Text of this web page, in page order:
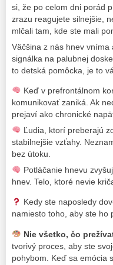
si, že po celom dni porád
zrazu reagujete silnejšie,
mlčali tam, kde ste mali
Väčšina z nás hnev
signálka na palubnej
to detská pomôcka, je to
Keď v prefrontálnom
komunikovať zaniká. Ak
prejaví ako chronické
Ľudia, ktorí preberajú
stabilnejšie vzťahy.
bez útoku.
Potláčanie hnevu
hnev. Telo, ktoré nevie
Kedy ste naposledy
namiesto toho, aby ste ho
Nie všetko, čo
tvorivý proces, aby ste
pohybom. Keď sa emócia